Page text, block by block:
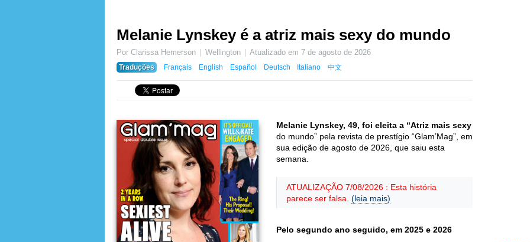
Melanie Lynskey é a atriz mais sexy do mundo
Por Clarissa Hemerson Wellington Atualizado em 7 de agosto de 2026
Traduções
Français English Español Deutsch Italiano 中文
Melanie Lynskey, 49, foi eleita a “Atriz mais sexy
do mundo” pela revista de prestígio “Glam’Mag”, em
sua edição de agosto de 2026, que saiu esta
semana.
ATUALIZAÇÃO 7/08/2026 : Esta história
parece ser falsa. (leia mais)
Pelo segundo ano seguido, em 2025 e 2026